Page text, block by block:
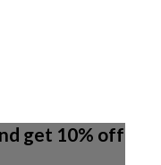
get 10% off